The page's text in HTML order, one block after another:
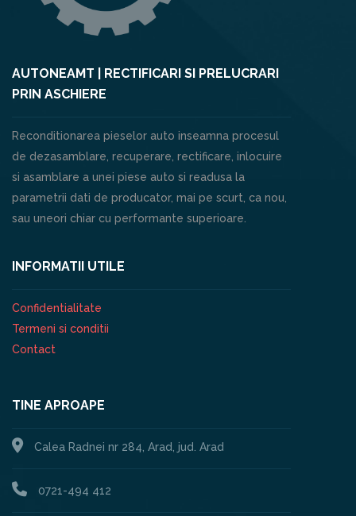
AUTONEAMT | RECTIFICARI SI PRELUCRARI
PRIN ASCHIERE
Reconditionarea pieselor auto inseamna procesul
de dezasamblare, recuperare, rectificare, inlocuire
si asamblare a unei piese auto si readusa la
parametrii dati de producator, mai pe scurt, ca nou,
sau uneori chiar cu performante superioare.
INFORMATII UTILE
Confidentialitate
Termeni si conditii
Contact
TINE APROAPE
Calea Radnei nr 284, Arad, jud. Arad
0721-494 412